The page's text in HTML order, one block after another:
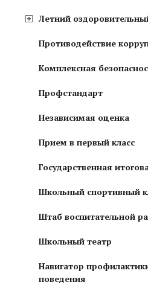
Летний
Противодействие
Комплексная
Профстандарт
Независимая оценка
Прием в первый класс
Государственная
Школьный спортивный
Штаб воспитательной
Школьный театр
Навигатор
поведения